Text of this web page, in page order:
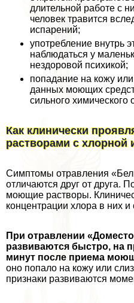
длительной работе с
человек травится
испарений;
употрeбление внутрь
наблюдаться у
нездоровой психикой;
попадание на кожу
данных моющих
сильного химического
Как клинически
растворами с хлорной
Симптомы отравления
отличаются друг от друга.
моющие растворы.
концентрации хлора в них и
При отравлении
развиваются быстро, на
минут после приема
оно попало на кожу или
признаки развиваются